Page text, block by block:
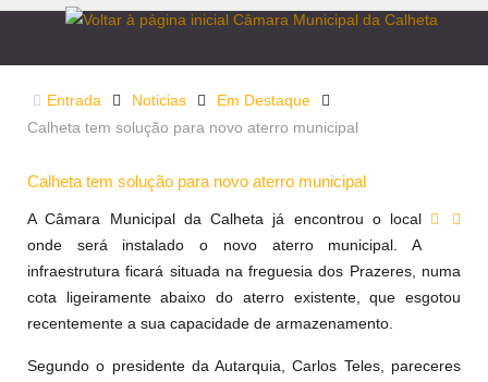
Entrada Noticias
Em Destaque
Calheta tem solução para novo aterro municipal
Calheta tem solução para novo aterro municipal
A Câmara Municipal da Calheta já encontrou o local
onde será instalado o novo aterro municipal. A
infraestrutura ficará situada na freguesia dos Prazeres, numa
cota ligeiramente abaixo do aterro existente, que esgotou
recentemente a sua capacidade de armazenamento.
Segundo o presidente da Autarquia, Carlos Teles, pareceres